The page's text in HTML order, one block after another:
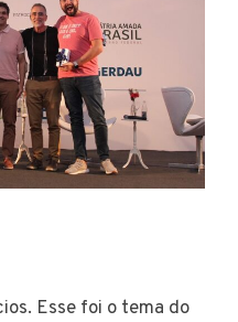
Esse foi o tema do